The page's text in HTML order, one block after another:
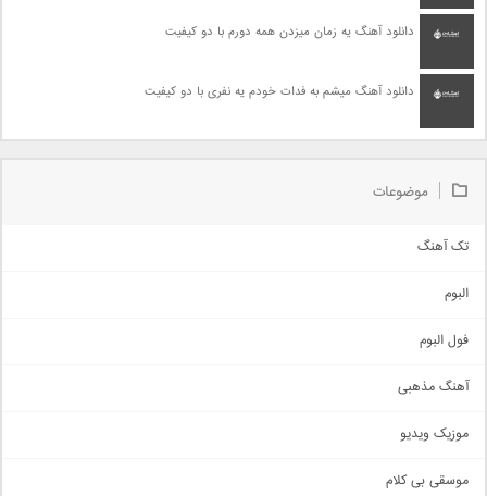
دانلود آهنگ یه زمان میزدن همه دورم با دو کیفیت
دانلود آهنگ میشم به فدات خودم یه نفری با دو کیفیت
موضوعات
تک آهنگ
اجتماعی
حماسی
سنتی
اهنگ بندرعباسی
البوم
فول البوم
آهنگ مذهبی
موزیک ویدیو
موسقی بی کلام